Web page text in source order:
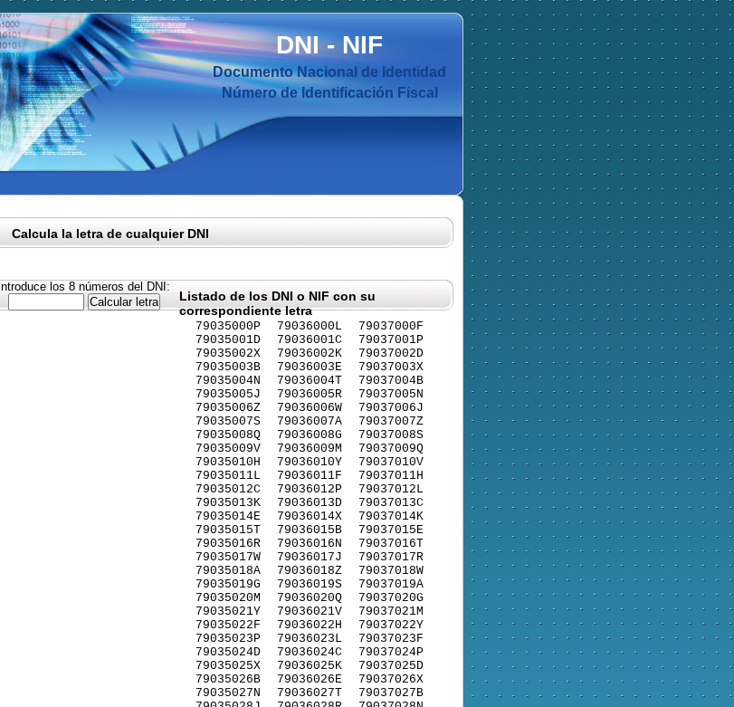
DNI-NIF
Documento Nacional de Identidad
Número de Identificación Fiscal
Calcula la letra de cualquier DNI
Introduce los 8 números del DNI:
Listado de los DNI o NIF con su
correspondiente letra
79035000P
79035001D
79035002X
79035003B
79035004N
79035005J
79035006Z
79035007S
79035008Q
79035009V
79035010H
79035011L
79035012C
79035013K
79035014E
79035015T
79035016R
79035017W
79035018A
79035019G
79035020M
79035021Y
79035022F
79035023P
79035024D
79035025X
79035026B
79035027N
79036000L
79036001C
79036002K
79036003E
79036004T
79036005R
79036006W
79036007A
79036008G
79036009M
79036010Y
79036011F
79036012P
79036013D
79036014X
79036015B
79036016N
79036017J
79036018Z
79036019S
79036020Q
79036021V
79036022H
79036023L
79036024C
79036025K
79036026E
79036027T
79037000F
79037001P
79037002D
79037003X
79037004B
79037005N
79037006J
79037007Z
79037008S
79037009Q
79037010V
79037011H
79037012L
79037013C
79037014K
79037015E
79037016T
79037017R
79037018W
79037019A
79037020G
79037021M
79037022Y
79037023F
79037024P
79037025D
79037026X
79037027B